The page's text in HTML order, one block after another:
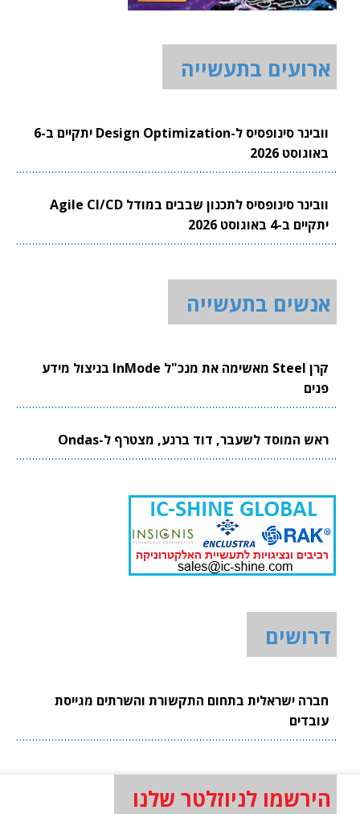
ארועים בתעשייה
וובינר סינופסיס ל-Design Optimization יתקיים ב-6
באוגוסט 2026
וובינר סינופסיס לתכנון שבבים במודל Agile CI/CD
יתקיים ב-4 באוגוסט 2026
אנשים בתעשייה
קרן Steel מאשימה את מנכ"ל InMode בניצול מידע
פנים
ראש המוסד לשעבר, דוד ברנע, מצטרף ל-Ondas
דרושים
חברה ישראלית בתחום התקשורת והשרתים מגייסת
עובדים
הירשמו לניוזלטר שלנו